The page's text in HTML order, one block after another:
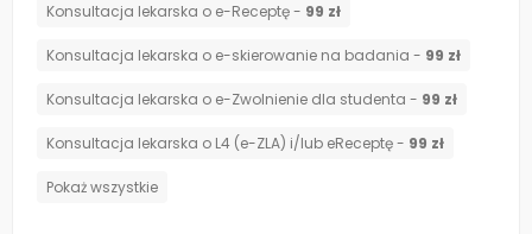
Konsultacja lekarska o e-Receptę - 99 zł
Konsultacja lekarska o e-skierowanie na badania - 99 zł
Konsultacja lekarska o e-Zwolnienie dla studenta - 99 zł
Konsultacja lekarska o L4 (e-ZLA) i/lub eReceptę - 99 zł
Pokaż wszystkie